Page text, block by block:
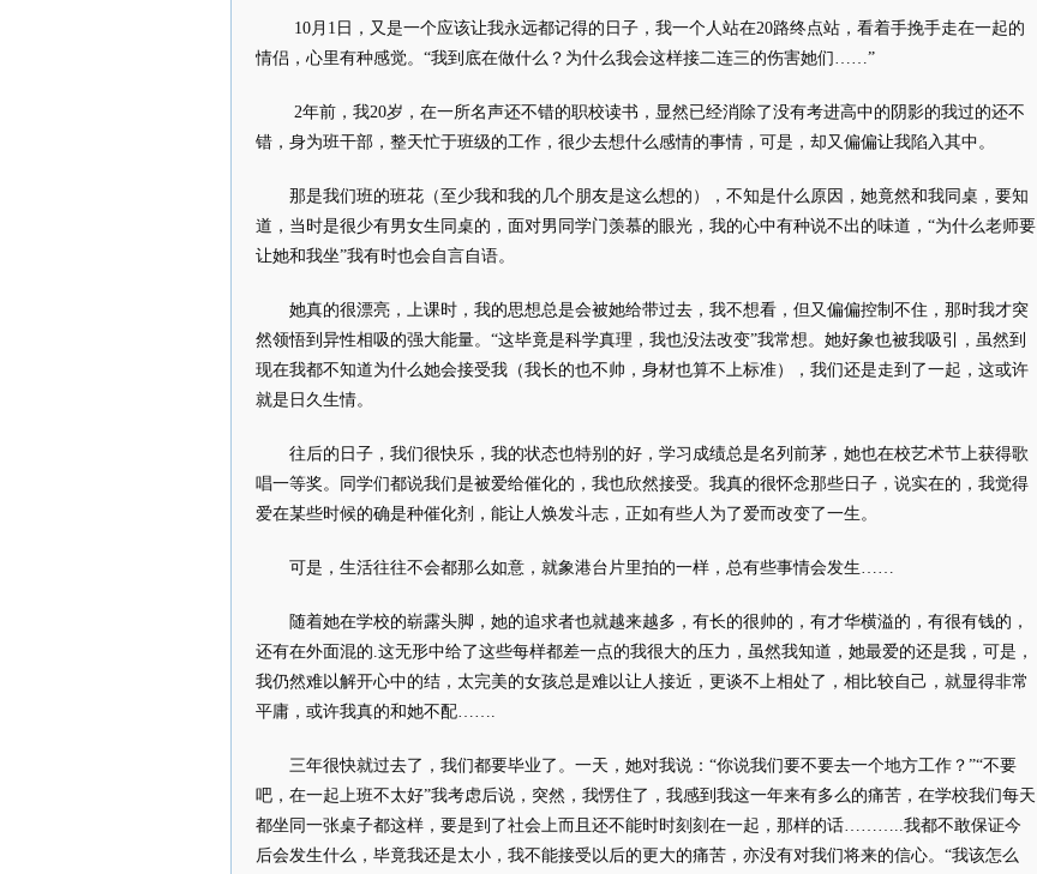
10月1日，又是一个应该让我永远都记得的日子，我一个人站在20路终点站，看着手挽手走在一起的
情侣，心里有种感觉。“我到底在做什么？为什么我会这样接二连三的伤害她们……”
2年前，我20岁，在一所名声还不错的职校读书，显然已经消除了没有考进高中的阴影的我过的还不
错，身为班干部，整天忙于班级的工作，很少去想什么感情的事情，可是，却又偏偏让我陷入其中。
那是我们班的班花（至少我和我的几个朋友是这么想的），不知是什么原因，她竟然和我同桌，要知
道，当时是很少有男女生同桌的，面对男同学门羡慕的眼光，我的心中有种说不出的味道，“为什么老师要
让她和我坐”我有时也会自言自语。
她真的很漂亮，上课时，我的思想总是会被她给带过去，我不想看，但又偏偏控制不住，那时我才突
然领悟到异性相吸的强大能量。“这毕竟是科学真理，我也没法改变”我常想。她好象也被我吸引，虽然到
现在我都不知道为什么她会接受我（我长的也不帅，身材也算不上标准），我们还是走到了一起，这或许
就是日久生情。
往后的日子，我们很快乐，我的状态也特别的好，学习成绩总是名列前茅，她也在校艺术节上获得歌
唱一等奖。同学们都说我们是被爱给催化的，我也欣然接受。我真的很怀念那些日子，说实在的，我觉得
爱在某些时候的确是种催化剂，能让人焕发斗志，正如有些人为了爱而改变了一生。
可是，生活往往不会都那么如意，就象港台片里拍的一样，总有些事情会发生……
随着她在学校的崭露头脚，她的追求者也就越来越多，有长的很帅的，有才华横溢的，有很有钱的，
还有在外面混的.这无形中给了这些每样都差一点的我很大的压力，虽然我知道，她最爱的还是我，可是，
我仍然难以解开心中的结，太完美的女孩总是难以让人接近，更谈不上相处了，相比较自己，就显得非常
平庸，或许我真的和她不配…….
三年很快就过去了，我们都要毕业了。一天，她对我说：“你说我们要不要去一个地方工作？”“不要
吧，在一起上班不太好”我考虑后说，突然，我愣住了，我感到我这一年来有多么的痛苦，在学校我们每天
都坐同一张桌子都这样，要是到了社会上而且还不能时时刻刻在一起，那样的话………..我都不敢保证今
后会发生什么，毕竟我还是太小，我不能接受以后的更大的痛苦，亦没有对我们将来的信心。“我该怎么